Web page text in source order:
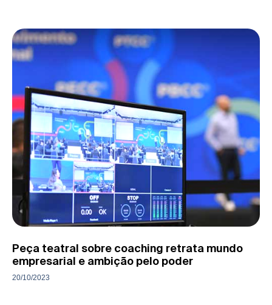
Peça teatral sobre coaching retrata mundo
empresarial e ambição pelo poder
20/10/2023